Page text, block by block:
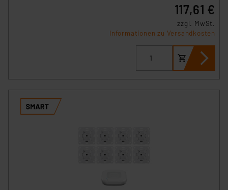
117,61 €
zzgl. MwSt.
Informationen zu Versandkosten